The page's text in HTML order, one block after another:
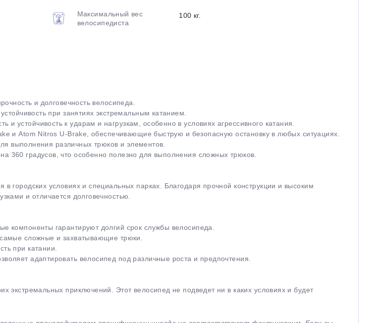
Максимальный вес
велосипедиста
100 кг.
и долговечность велосипеда.
при занятиях экстремальным катанием.
к ударам и нагрузкам, особенно в условиях агрессивного катания.
и Atom Nitros U-Brake, обеспечивающие быструю и безопасную остановку в любых ситуациях.
выполнения различных трюков и элементов.
360 градусов, что особенно полезно для выполнения сложных трюков.
городских условиях и специальных парках. Благодаря прочной конструкции и высоким
и отличается долговечностью.
компоненты гарантируют долгий срок службы велосипеда.
сложные и захватывающие трюки.
при катании.
адаптировать велосипед под различные роста и предпочтения.
экстремальных приключений. Этот велосипед не подведет ни в каких условиях и будет